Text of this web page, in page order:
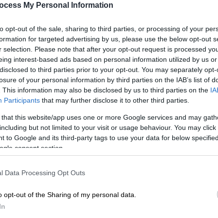
My Personal Information
opt-out of the sale, sharing to third parties, or processing of your
for targeted advertising by us, please use the below opt-out
selection. Please note that after your opt-out request is processed
interest-based ads based on personal information utilized by us
to third parties prior to your opt-out. You may separately
of your personal information by third parties on the IAB’s list of
This information may also be disclosed by us to third parties on the
Participants that may further disclose it to other third parties.
that this website/app uses one or more Google services and may
but not limited to your visit or usage behaviour. You may
to Google and its third-party tags to use your data for below
consent section.
Data Processing Opt Outs
opt-out of the Sharing of my personal data.
ο γιος μου έλαβε μηνύματα
η μητέρα του
από το μαρτύριο ενώ14χρονη
μέση του δρόμου μετά το σχόλασμα.
η μητέρα τουκοριτσιού που έπεσε
«Αν δεν το είχανε τραβήξει το παιδί μου
το βάραγε με μένος», περιέγραψε η
μάνα να βλέπει αυτό το βίντεο το παιδί
είναι 200 παιδιά και να τραβάνε απλά ένα